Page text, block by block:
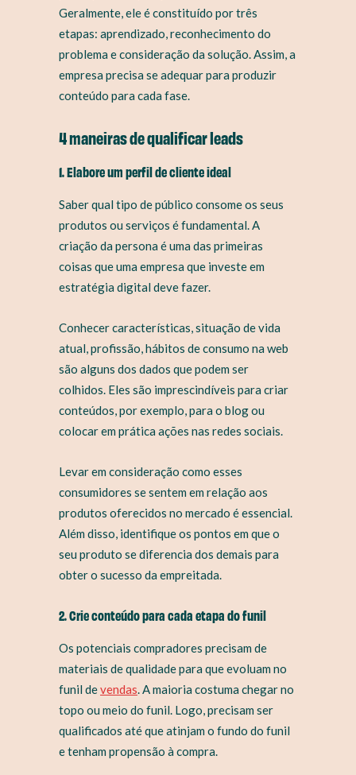
Geralmente, ele é constituído por três
etapas: aprendizado, reconhecimento do
problema e consideração da solução. Assim, a
empresa precisa se adequar para produzir
conteúdo para cada fase.
4 maneiras de qualificar leads
1. Elabore um perfil de cliente ideal
Saber qual tipo de público consome os seus
produtos ou serviços é fundamental. A
criação da persona é uma das primeiras
coisas que uma empresa que investe em
estratégia digital deve fazer.
Conhecer características, situação de vida
atual, profissão, hábitos de consumo na web
são alguns dos dados que podem ser
colhidos. Eles são imprescindíveis para criar
conteúdos, por exemplo, para o blog ou
colocar em prática ações nas redes sociais.
Levar em consideração como esses
consumidores se sentem em relação aos
produtos oferecidos no mercado é essencial.
Além disso, identifique os pontos em que o
seu produto se diferencia dos demais para
obter o sucesso da empreitada.
2. Crie conteúdo para cada etapa do funil
Os potenciais compradores precisam de
materiais de qualidade para que evoluam no
funil devendas. A maioria costuma chegar no
topo ou meio do funil. Logo, precisam ser
qualificados até que atinjam o fundo do funil
e tenham propensão à compra.